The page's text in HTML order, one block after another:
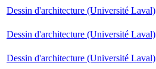
Dessin d'architecture (Université Laval)
Dessin d'architecture (Université Laval)
Dessin d'architecture (Université Laval)